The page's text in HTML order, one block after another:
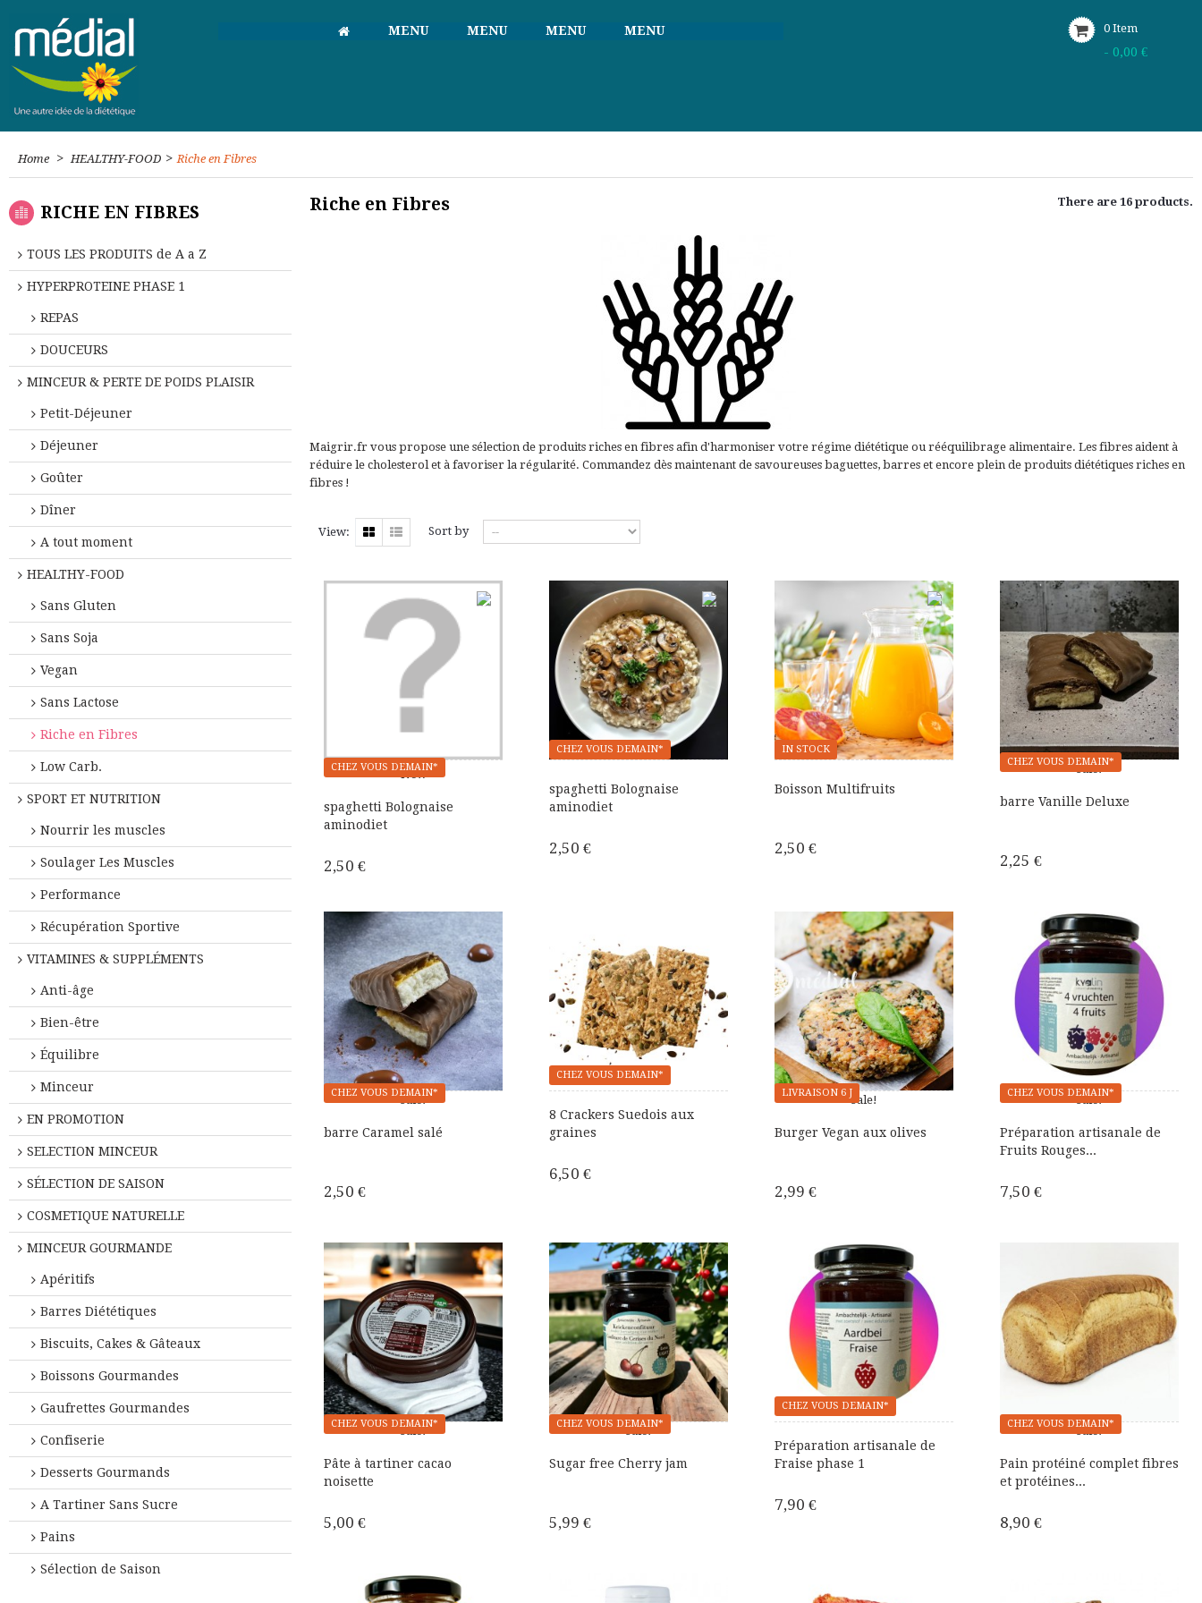
MENU MENU MENU MENU 0 Item
- 0,00 €
Home > HEALTHY-FOOD > Riche en Fibres
RICHE EN FIBRES
TOUS LES PRODUITS de A a Z
HYPERPROTEINE PHASE 1
REPAS
DOUCEURS
MINCEUR & PERTE DE POIDS PLAISIR
Petit-Déjeuner
Déjeuner
Goûter
Dîner
A tout moment
HEALTHY-FOOD
Sans Gluten
Sans Soja
Vegan
Sans Lactose
Riche en Fibres
Low Carb.
SPORT ET NUTRITION
Nourrir les muscles
Soulager Les Muscles
Performance
Récupération Sportive
VITAMINES & SUPPLÉMENTS
Anti-âge
Bien-être
Équilibre
Minceur
EN PROMOTION
SELECTION MINCEUR
SÉLECTION DE SAISON
COSMETIQUE NATURELLE
MINCEUR GOURMANDE
Apéritifs
Barres Diététiques
Biscuits, Cakes & Gâteaux
Boissons Gourmandes
Gaufrettes Gourmandes
Confiserie
Desserts Gourmands
A Tartiner Sans Sucre
Pains
Sélection de Saison
Riche en Fibres There are 16 products.
Maigrir.fr vous propose une sélection de produits riches en fibres afin d'harmoniser votre régime diététique ou rééquilibrage alimentaire. Les fibres aident à
réduire le cholesterol et à favoriser la régularité. Commandez dès maintenant de savoureuses baguettes, barres et encore plein de produits diététiques riches en
fibres !
View: Sort by
New
spaghetti Bolognaise
aminodiet
2,50 €
CHEZ VOUS DEMAIN*
spaghetti Bolognaise
aminodiet
2,50 €
CHEZ VOUS DEMAIN*
Boisson Multifruits
2,50 €
IN STOCK
Sale!
barre Vanille Deluxe
2,25 €
CHEZ VOUS DEMAIN*
Sale!
barre Caramel salé
2,50 €
CHEZ VOUS DEMAIN*
8 Crackers Suedois aux
graines
6,50 €
CHEZ VOUS DEMAIN*
Sale!
Burger Vegan aux olives
2,99 €
LIVRAISON 6 J
Sale!
Préparation artisanale de
Fruits Rouges...
7,50 €
CHEZ VOUS DEMAIN*
Sale!
Pâte à tartiner cacao
noisette
5,00 €
CHEZ VOUS DEMAIN*
Sale!
Sugar free Cherry jam
5,99 €
CHEZ VOUS DEMAIN*
Préparation artisanale de
Fraise phase 1
7,90 €
CHEZ VOUS DEMAIN*
Sale!
Pain protéiné complet fibres
et protéines...
8,90 €
CHEZ VOUS DEMAIN*